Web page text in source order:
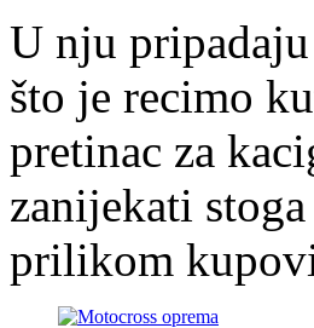
U nju
što je recimo
pretinac za
zanijekati
prilikom